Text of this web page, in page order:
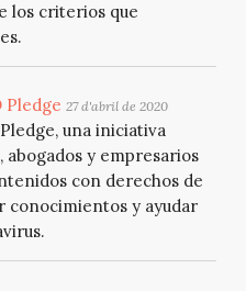
los criterios que
Pledge 27 d'abril de 2020
una iniciativa
y empresarios
con derechos de
conocimientos y ayudar